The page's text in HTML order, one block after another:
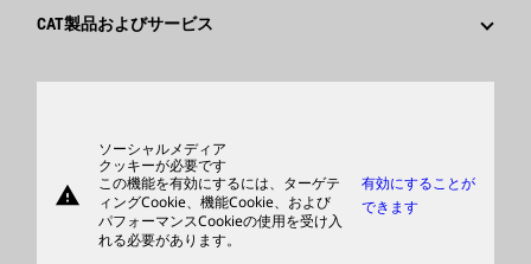
イノベーション
サプライヤ
CAT製品およびサービス
サポート
商品
ディーラを検索する
warning
ソーシャルメディア
クッキーが必要です
この機能を有効にするには、ターゲテ
ィングCookie、機能Cookie、および
パフォーマンスCookieの使用を受け入
れる必要があります。
有効にすることが
できます